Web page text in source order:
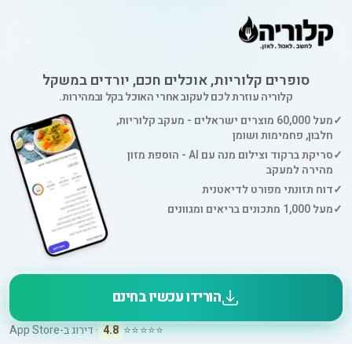
סופרים קלוריות, אוכלים חכם, יורדים במשקל
קלוריה עוזרת לכם לעקוב אחרי האוכל בקל ובמהירות.
✓
מעל 60,000 מוצרים ישראלים - מעקב קלוריות,
חלבון, פחמימות ושומן
✓
סריקת ברקוד וצילום מנה עם AI - הוספת מזון
מהירה למעקב
✓דוח תזונתי מפורט לדיאטנית
✓מעל 1,000 מתכונים בריאים ומגוונים
הורידו עכשיו בחינם
⭐⭐⭐⭐⭐
4.8 · דירוג ב-App Store